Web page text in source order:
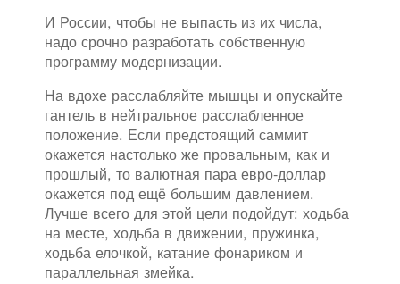
И России, чтобы не выпасть из их числа,
надо срочно разработать собственную
программу модернизации.
На вдохе расслабляйте мышцы и опускайте
гантель в нейтральное расслабленное
положение. Если предстоящий саммит
окажется настолько же провальным, как и
прошлый, то валютная пара евро-доллар
окажется под ещё большим давлением.
Лучше всего для этой цели подойдут: ходьба
на месте, ходьба в движении, пружинка,
ходьба елочкой, катание фонариком и
параллельная змейка.